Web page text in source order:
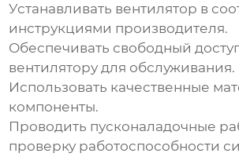
Устанавливать вентилятор в
инструкциями производителя.
Обеспечивать свободный
вентилятору для обслуживания.
Использовать качественные
компоненты.
Проводить пусконаладочные
проверку работоспособности